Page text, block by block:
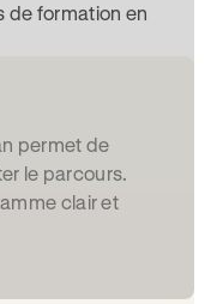
de formation en
permet de
le parcours.
clair et